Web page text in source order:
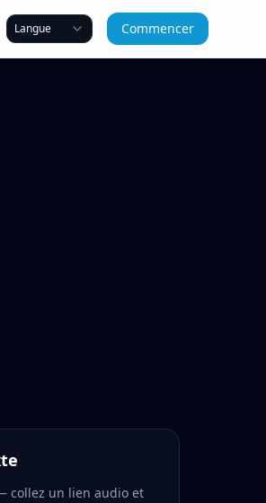
Langue Commencer
collez un lien audio et